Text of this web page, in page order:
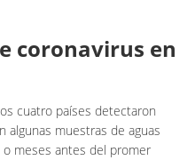
coronavirus en
cuatro países detectaron
algunas muestras de aguas
meses antes del promer